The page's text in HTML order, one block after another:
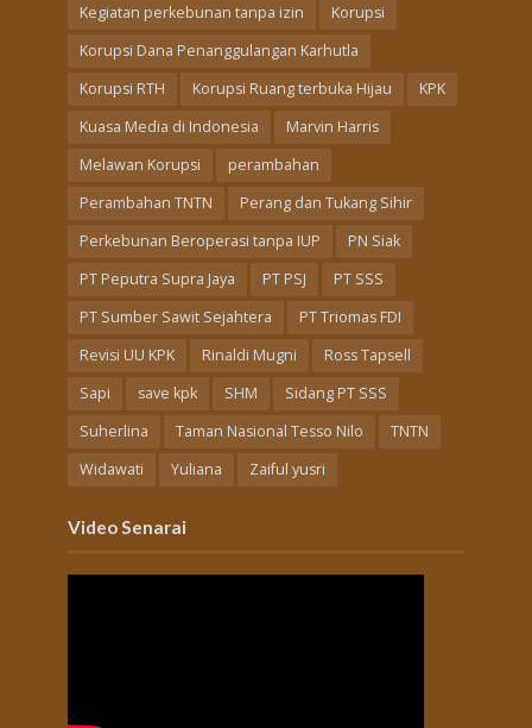
Kegiatan perkebunan tanpa izin
Korupsi
Korupsi Dana Penanggulangan Karhutla
Korupsi RTH
Korupsi Ruang terbuka Hijau
KPK
Kuasa Media di Indonesia
Marvin Harris
Melawan Korupsi
perambahan
Perambahan TNTN
Perang dan Tukang Sihir
Perkebunan Beroperasi tanpa IUP
PN Siak
PT Peputra Supra Jaya
PT PSJ
PT SSS
PT Sumber Sawit Sejahtera
PT Triomas FDI
Revisi UU KPK
Rinaldi Mugni
Ross Tapsell
Sapi
save kpk SHM
Sidang PT SSS
Suherlina
Taman Nasional Tesso Nilo
TNTN
Widawati
Yuliana Zaiful yusri
Video Senarai